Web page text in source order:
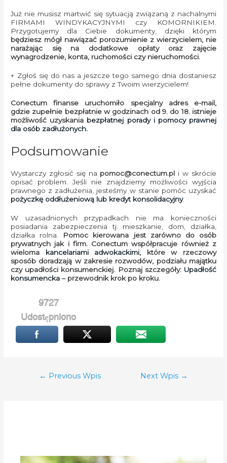
Już nie musisz martwić się sytuacją związaną z nachalnymi
FIRMAMI WINDYKACYJNYMI czy KOMORNIKIEM.
Przygotujemy dla Ciebie dokumenty, dzięki którym
będziesz mógł nawiązać porozumienie z wierzycielem, nie
narażając się na dodatkowe opłaty oraz zajęcie
wynagrodzenie, konta, ruchomości czy nieruchomości.
+ Zgłoś się do nas a jeszcze tego samego dnia dostaniesz
pełne dokumenty do sprawy z Twoim wierzycielem!
Conectum finanse uruchomiło specjalny adres e-mail,
gdzie zupełnie bezpłatnie w godzinach od 9. do 18. istnieje
możliwość uzyskania bezpłatnej porady i pomocy prawnej
dla osób zadłużonych.
Podsumowanie
Wystarczy zgłosić się na pomoc@conectum.pl i w skrócie
opisać problem. Jeśli nie znajdziemy możliwości wyjścia
prawnego z zadłużenia, jesteśmy w stanie pomóc uzyskać
pożyczkę oddłużeniową lub kredyt konsolidacyjny.
W uzasadnionych przypadkach nie ma konieczności
posiadania zabezpieczenia tj. mieszkanie, dom, działka,
działka rolna.
Pomoc kierowana jest zarówno do osób
prywatnych jak i firm. Conectum współpracuje również z
wieloma kancelariami adwokackimi, które w rzeczowy
sposób doradzają w zakresie rozwodów, podziału majątku
czy upadłości konsumenckiej. Poznaj szczegóły: Upadłość
konsumencka – przewodnik krok po kroku.
9727
Udostępniono
Nawigacja
← Previous Wpis Next Wpis →